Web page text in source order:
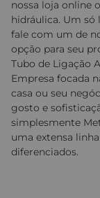
nossa loja online
hidráulica. Um só
fale com um de
opção para seu
Tubo de Ligação
Empresa focada
casa ou seu
gosto e
simplesmente
uma extensa
diferenciados.